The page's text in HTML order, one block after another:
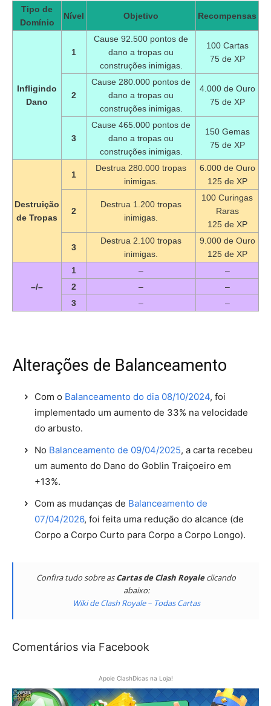
Tipo de
Domínio
Nível Objetivo Recompensas
Infligindo
Dano
1
Cause 92.500 pontos de
dano a tropas ou
construções inimigas.
100 Cartas
75 de XP
2
Cause 280.000 pontos de
dano a tropas ou
construções inimigas.
4.000 de Ouro
75 de XP
3
Cause 465.000 pontos de
dano a tropas ou
construções inimigas.
150 Gemas
75 de XP
Destruição
de Tropas
1
Destrua 280.000 tropas
inimigas.
6.000 de Ouro
125 de XP
2
Destrua 1.200 tropas
inimigas.
100 Curingas
Raras
125 de XP
3
Destrua 2.100 tropas
inimigas.
9.000 de Ouro
125 de XP
–/–
1 –
–
2
–
–
3
– –
Alterações de Balanceamento
Com o Balanceamento do dia 08/10/2024, foi
implementado um aumento de 33% na velocidade
do arbusto.
No Balanceamento de 09/04/2025, a carta recebeu
um aumento do Dano do Goblin Traiçoeiro em
+13%.
Com as mudanças de Balanceamento de
07/04/2026, foi feita uma redução do alcance (de
Corpo a Corpo Curto para Corpo a Corpo Longo).
Confira tudo sobre asCartas de Clash Royaleclicando
abaixo:
Wiki de Clash Royale – Todas Cartas
Comentários via Facebook
Apoie ClashDicas na Loja!